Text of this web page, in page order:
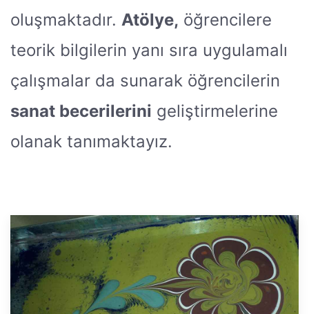
oluşmaktadır. Atölye, öğrencilere
teorik bilgilerin yanı sıra uygulamalı
çalışmalar da sunarak öğrencilerin
sanat becerilerini geliştirmelerine
olanak tanımaktayız.